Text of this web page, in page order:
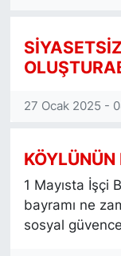
27 Ocak 2025 -
1 Mayısta İşçi
bayramı ne
sosyal